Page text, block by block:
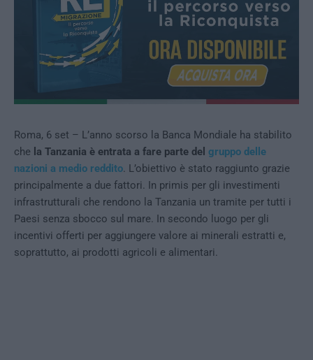
Roma, 6 set – L’anno scorso la Banca Mondiale ha stabilito
che la Tanzania è entrata a fare parte del gruppo delle
nazioni a medio reddito. L’obiettivo è stato raggiunto grazie
principalmente a due fattori. In primis per gli investimenti
infrastrutturali che rendono la Tanzania un tramite per tutti i
Paesi senza sbocco sul mare. In secondo luogo per gli
incentivi offerti per aggiungere valore ai minerali estratti e,
soprattutto, ai prodotti agricoli e alimentari.